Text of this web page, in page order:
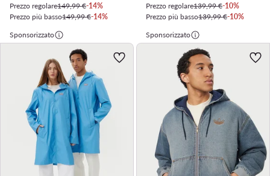
Prezzo regolare149,99 €-14%
Prezzo più basso149,99 €-14%
Prezzo regolare139,99 €-10%
Prezzo più basso139,99 €-10%
Sponsorizzato
Sponsorizzato